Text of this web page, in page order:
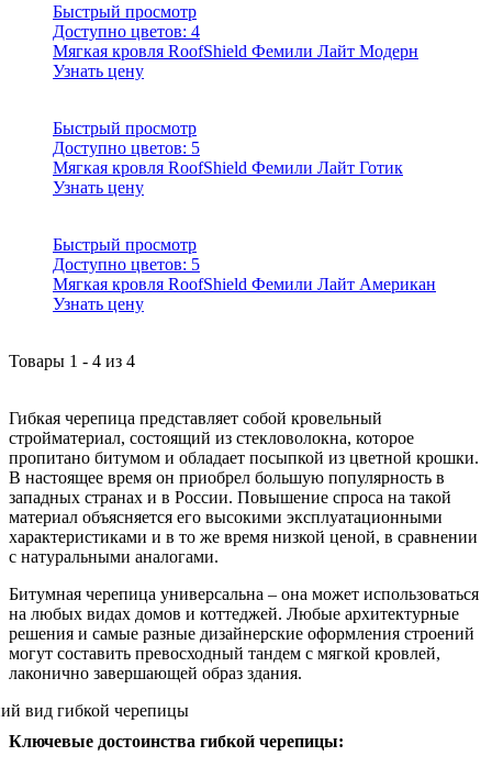
Быстрый просмотр
Доступно цветов: 4
Мягкая кровля RoofShield Фемили Лайт Модерн
Узнать цену
Быстрый просмотр
Доступно цветов: 5
Мягкая кровля RoofShield Фемили Лайт Готик
Узнать цену
Быстрый просмотр
Доступно цветов: 5
Мягкая кровля RoofShield Фемили Лайт Американ
Узнать цену
Товары 1 - 4 из 4
Гибкая черепица представляет собой кровельный
стройматериал, состоящий из стекловолокна, которое
пропитано битумом и обладает посыпкой из цветной крошки.
В настоящее время он приобрел большую популярность в
западных странах и в России. Повышение спроса на такой
материал объясняется его высокими эксплуатационными
характеристиками и в то же время низкой ценой, в сравнении
с натуральными аналогами.
Битумная черепица универсальна – она может использоваться
на любых видах домов и коттеджей. Любые архитектурные
решения и самые разные дизайнерские оформления строений
могут составить превосходный тандем с мягкой кровлей,
лаконично завершающей образ здания.
Ключевые достоинства гибкой черепицы: